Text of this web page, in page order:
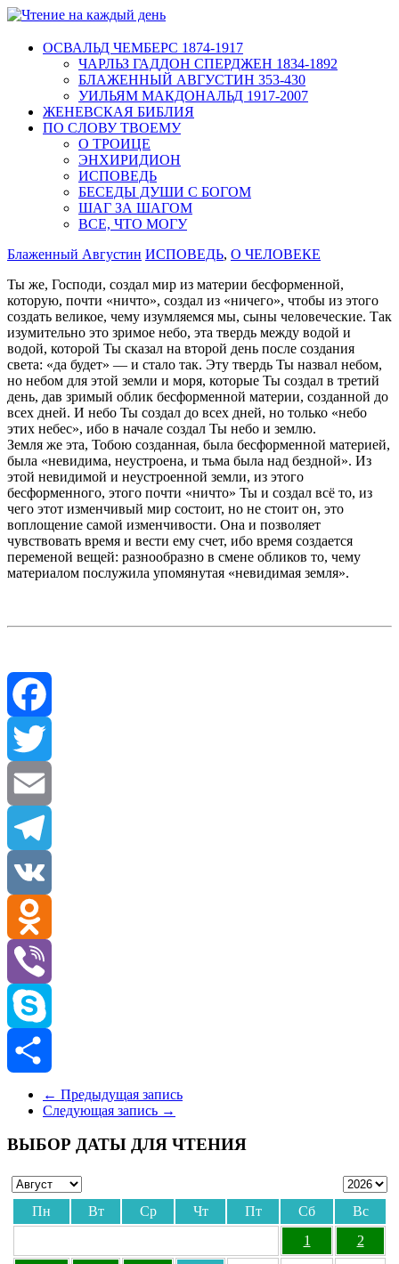
ОСВАЛЬД ЧЕМБЕРС 1874-1917
ЧАРЛЬЗ ГАДДОН СПЕРДЖЕН 1834-1892
БЛАЖЕННЫЙ АВГУСТИН 353-430
УИЛЬЯМ МАКДОНАЛЬД 1917-2007
ЖЕНЕВСКАЯ БИБЛИЯ
ПО СЛОВУ ТВОЕМУ
О ТРОИЦЕ
ЭНХИРИДИОН
ИСПОВЕДЬ
БЕСЕДЫ ДУШИ С БОГОМ
ШАГ ЗА ШАГОМ
ВСЕ, ЧТО МОГУ
Блаженный Августин ИСПОВЕДЬ, О ЧЕЛОВЕКЕ
Ты же, Господи, создал мир из материи бесформенной,
которую, почти «ничто», создал из «ничего», чтобы из этого
создать великое, чему изумляемся мы, сыны человеческие. Так
изумительно это зримое небо, эта твердь между водой и
водой, которой Ты сказал на второй день после создания
света: «да будет» — и стало так. Эту твердь Ты назвал небом,
но небом для этой земли и моря, которые Ты создал в третий
день, дав зримый облик бесформенной материи, созданной до
всех дней. И небо Ты создал до всех дней, но только «небо
этих небес», ибо в начале создал Ты небо и землю.
Земля же эта, Тобою созданная, была бесформенной материей,
была «невидима, неустроена, и тьма была над бездной». Из
этой невидимой и неустроенной земли, из этого
бесформенного, этого почти «ничто» Ты и создал всё то, из
чего этот изменчивый мир состоит, но не стоит он, это
воплощение самой изменчивости. Она и позволяет
чувствовать время и вести ему счет, ибо время создается
переменой вещей: разнообразно в смене обликов то, чему
материалом послужила упомянутая «невидимая земля».
Facebook
Twitter
Email
Telegram
VK
Odnoklassniki
Viber
Skype
Отправить
← Предыдущая запись
Следующая запись →
ВЫБОР ДАТЫ ДЛЯ ЧТЕНИЯ
Пн Вт Ср Чт Пт Сб
Вс
1
2